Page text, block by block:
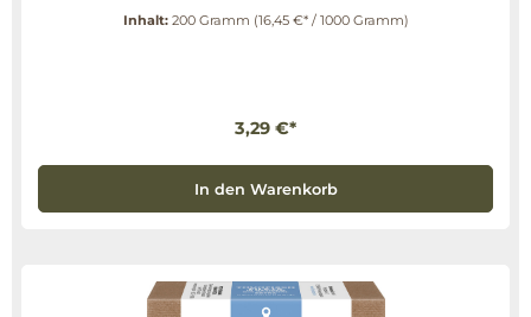
Inhalt: 200 Gramm (16,45 €* / 1000 Gramm)
3,29 €*
In den Warenkorb